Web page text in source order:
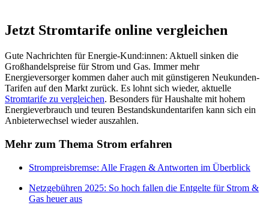
Jetzt Stromtarife online vergleichen
Gute Nachrichten für Energie-Kund:innen: Aktuell sinken die
Großhandelspreise für Strom und Gas. Immer mehr
Energieversorger kommen daher auch mit günstigeren Neukunden-
Tarifen auf den Markt zurück. Es lohnt sich wieder, aktuelle
Stromtarife zu vergleichen. Besonders für Haushalte mit hohem
Energieverbrauch und teuren Bestandskundentarifen kann sich ein
Anbieterwechsel wieder auszahlen.
Mehr zum Thema Strom erfahren
Strompreisbremse: Alle Fragen & Antworten im Überblick
Netzgebühren 2025: So hoch fallen die Entgelte für Strom &
Gas heuer aus